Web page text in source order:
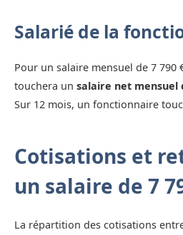
Salarié de la
Pour un salaire mensuel de 7
touchera un salaire net mensuel
Sur 12 mois, un fonctionnaire
Cotisations et
un salaire de 7
La répartition des cotisations